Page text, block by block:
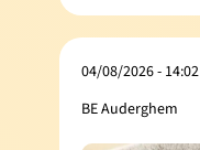
04/08/2026 - 14:02
BE Auderghem